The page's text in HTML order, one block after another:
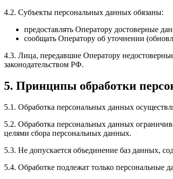
4.2. Субъекты персональных данных обязаны:
предоставлять Оператору достоверные
сообщать Оператору об уточнении
4.3. Лица, передавшие Оператору
законодательством РФ.
5. Принципы обработки
5.1. Обработка персональных данных
5.2. Обработка персональных данных
целями сбора персональных данных.
5.3. Не допускается объединение баз данных,
5.4. Обработке подлежат только персональные